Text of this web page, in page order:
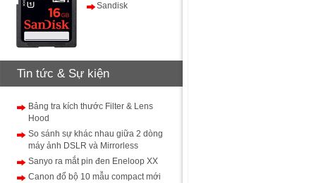
Sandisk
Tin tức & Sự kiện
Bảng tra kích thước Filter & Lens
Hood
So sánh sự khác nhau giữa 2 dòng
máy ảnh DSLR và Mirrorless
Sanyo ra mắt pin đen Eneloop XX
Canon đổ bộ 10 mẫu compact mới